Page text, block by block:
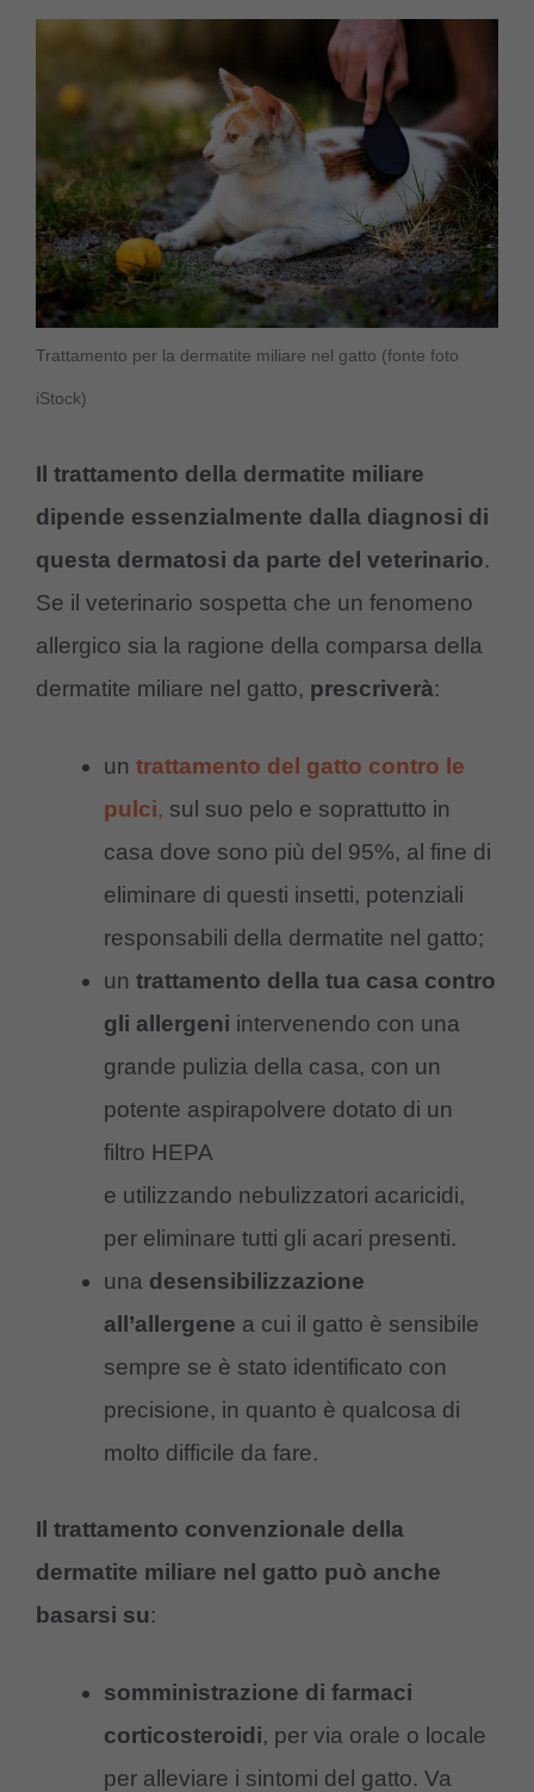
Trattamento per la dermatite miliare nel gatto (fonte foto
iStock)
Il trattamento della dermatite miliare
dipende essenzialmente dalla diagnosi di
questa dermatosi da parte del veterinario.
Se il veterinario sospetta che un fenomeno
allergico sia la ragione della comparsa della
dermatite miliare nel gatto, prescriverà:
un trattamento del gatto contro le
pulci, sul suo pelo e soprattutto in
casa dove sono più del 95%, al fine di
eliminare di questi insetti, potenziali
responsabili della dermatite nel gatto;
un trattamento della tua casa contro
gli allergeni intervenendo con una
grande pulizia della casa, con un
potente aspirapolvere dotato di un
filtro HEPA
e utilizzando nebulizzatori acaricidi,
per eliminare tutti gli acari presenti.
una desensibilizzazione
all’allergene a cui il gatto è sensibile
sempre se è stato identificato con
precisione, in quanto è qualcosa di
molto difficile da fare.
Il trattamento convenzionale della
dermatite miliare nel gatto può anche
basarsi su:
somministrazione di farmaci
corticosteroidi, per via orale o locale
per alleviare i sintomi del gatto. Va